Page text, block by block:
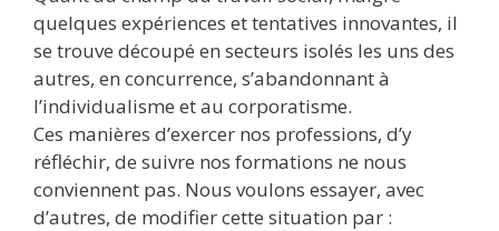
quelques expériences et tentatives innovantes, il
se trouve découpé en secteurs isolés les uns des
autres, en concurrence, s’abandonnant à
l’individualisme et au corporatisme.
Ces manières d’exercer nos professions, d’y
réfléchir, de suivre nos formations ne nous
conviennent pas. Nous voulons essayer, avec
d’autres, de modifier cette situation par :